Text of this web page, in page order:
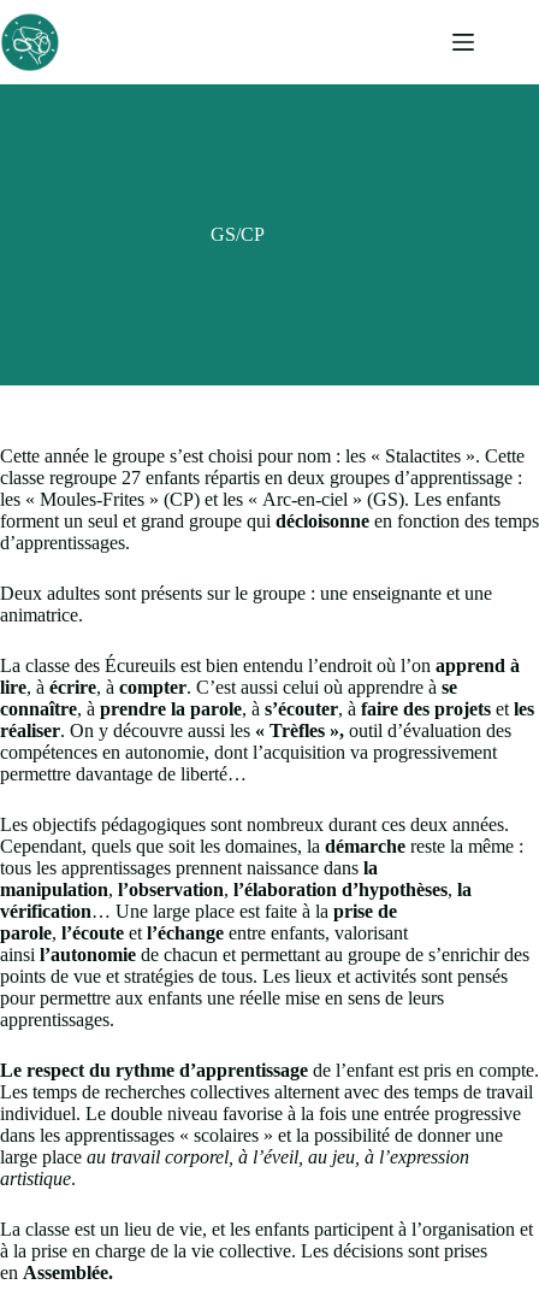
Passer
au
contenu
GS/CP
Cette année le groupe s’est choisi pour nom : les « Stalactites ». Cette
classe regroupe 27 enfants répartis en deux groupes d’apprentissage :
les « Moules-Frites » (CP) et les « Arc-en-ciel » (GS). Les enfants
forment un seul et grand groupe qui décloisonne en fonction des temps
d’apprentissages.
Deux adultes sont présents sur le groupe : une enseignante et une
animatrice.
La classe des Écureuils est bien entendu l’endroit où l’on apprend à
lire, à écrire, à compter. C’est aussi celui où apprendre à se
connaître, à prendre la parole, à s’écouter, à faire des projets et les
réaliser. On y découvre aussi les « Trèfles », outil d’évaluation des
compétences en autonomie, dont l’acquisition va progressivement
permettre davantage de liberté…
Les objectifs pédagogiques sont nombreux durant ces deux années.
Cependant, quels que soit les domaines, la démarche reste la même :
tous les apprentissages prennent naissance dans la
manipulation, l’observation, l’élaboration d’hypothèses, la
vérification… Une large place est faite à la prise de
parole, l’écoute et l’échange entre enfants, valorisant
ainsi l’autonomie de chacun et permettant au groupe de s’enrichir des
points de vue et stratégies de tous. Les lieux et activités sont pensés
pour permettre aux enfants une réelle mise en sens de leurs
apprentissages.
Le respect du rythme d’apprentissage de l’enfant est pris en compte.
Les temps de recherches collectives alternent avec des temps de travail
individuel. Le double niveau favorise à la fois une entrée progressive
dans les apprentissages « scolaires » et la possibilité de donner une
large place au travail corporel, à l’éveil, au jeu, à l’expression
artistique.
La classe est un lieu de vie, et les enfants participent à l’organisation et
à la prise en charge de la vie collective. Les décisions sont prises
en Assemblée.